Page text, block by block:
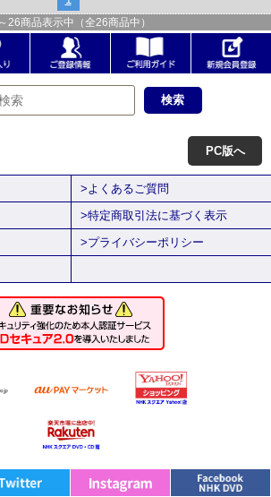
～ 26商品表示中（全26商品中）
PC版へ
>よくあるご質問
>特定商取引法に基づく表示
>プライバシーポリシー